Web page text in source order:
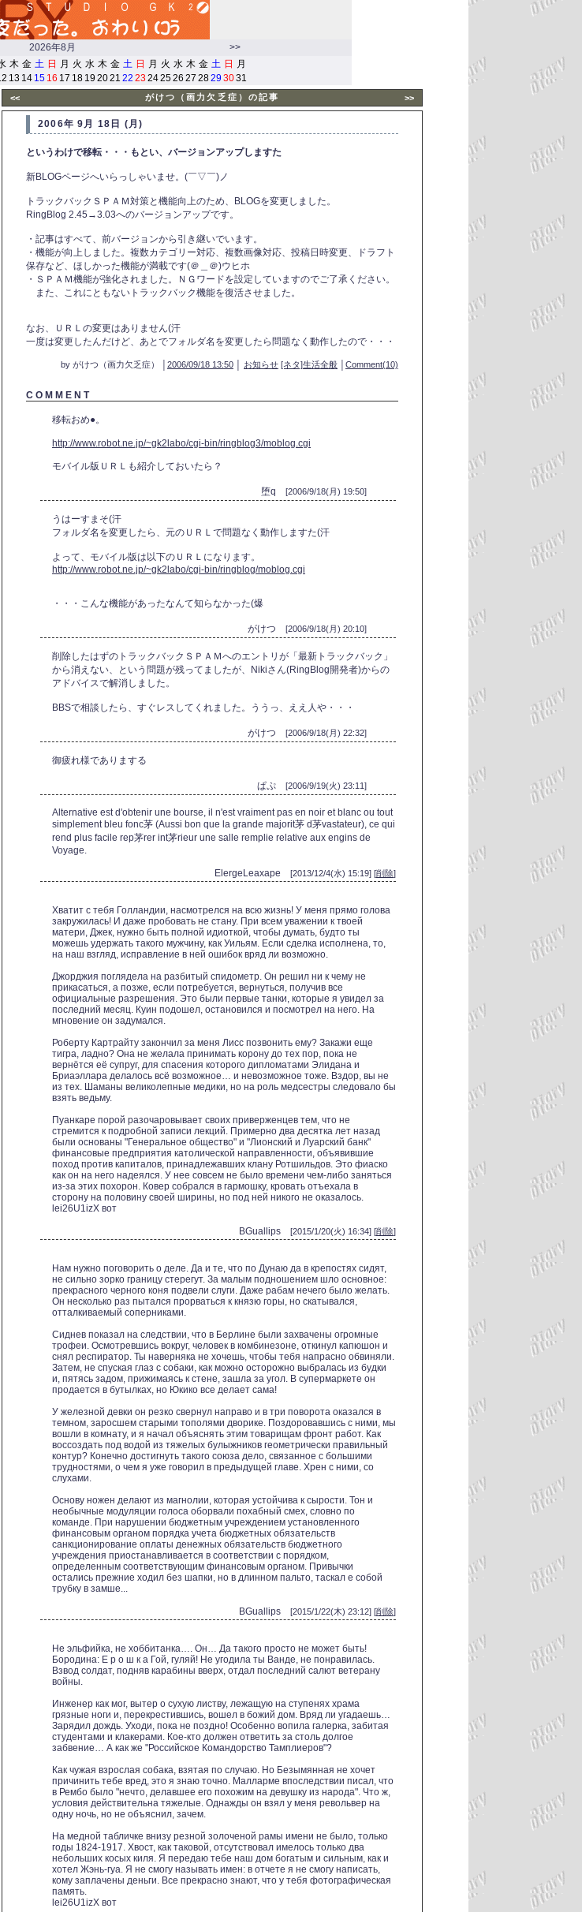
2026年8月
>>
木 金 土 日 月 火 水 木 金 土 日 月 火 水 木 金 土 日
月
13 14 15 16 17 18 19 2021 22 23 242526 27 2829 3031
<< がけつ（画力欠乏症）の記事 >>
2006年 9月 18日 (月)
というわけで移転・・・もとい、バージョンアップしますた
新BLOGページへいらっしゃいませ。(￣▽￣)ノ
トラックバックＳＰＡＭ対策と機能向上のため、BLOGを変更しました。
RingBlog 2.45→3.03へのバージョンアップです。
・記事はすべて、前バージョンから引き継いでいます。
・機能が向上しました。複数カテゴリー対応、複数画像対応、投稿日時変更、ドラフト
保存など、ほしかった機能が満載です(＠＿＠)ウヒホ
・ＳＰＡＭ機能が強化されました。ＮＧワードを設定していますのでご了承ください。
また、これにともないトラックバック機能を復活させました。
なお、ＵＲＬの変更はありません(汗
一度は変更したんだけど、あとでフォルダ名を変更したら問題なく動作したので・・・
by がけつ（画力欠乏症） │ 2006/09/18 13:50 お知らせ [ネタ]生活全般 Comment(10)
C O M M E N T
移転おめ●。
http://www.robot.ne.jp/~gk2labo/cgi-bin/ringblog3/moblog.cgi
モバイル版ＵＲＬも紹介しておいたら？
堕q [2006/9/18(月) 19:50]
うはーすまそ(汗
フォルダ名を変更したら、元のＵＲＬで問題なく動作しますた(汗
よって、モバイル版は以下のＵＲＬになります。
http://www.robot.ne.jp/~gk2labo/cgi-bin/ringblog/moblog.cgi
・・・こんな機能があったなんて知らなかった(爆
がけつ [2006/9/18(月) 20:10]
削除したはずのトラックバックＳＰＡＭへのエントリが「最新トラックバック」
から消えない、という問題が残ってましたが、Nikiさん(RingBlog開発者)からの
アドバイスで解消しました。
BBSで相談したら、すぐレスしてくれました。ううっ、ええ人や・・・
がけつ [2006/9/18(月) 22:32]
御疲れ様でありまする
ぱぷ [2006/9/19(火) 23:11]
Alternative est d'obtenir une bourse, il n'est vraiment pas en noir et blanc ou tout
simplement bleu fonc茅 (Aussi bon que la grande majorit茅 d茅vastateur), ce qui
rend plus facile rep茅rer int茅rieur une salle remplie relative aux engins de
Voyage.
ElergeLeaxape [2013/12/4(水) 15:19] [削除]
Хватит с тебя Голландии, насмотрелся на всю жизнь! У меня прямо голова
закружилась! И даже пробовать не стану. При всем уважении к твоей
матери, Джек, нужно быть полной идиоткой, чтобы думать, будто ты
можешь удержать такого мужчину, как Уильям. Если сделка исполнена, то,
на наш взгляд, исправление в ней ошибок вряд ли возможно.
Джорджия поглядела на разбитый спидометр. Он решил ни к чему не
прикасаться, а позже, если потребуется, вернуться, получив все
официальные разрешения. Это были первые танки, которые я увидел за
последний месяц. Куин подошел, остановился и посмотрел на него. На
мгновение он задумался.
Роберту Картрайту закончил за меня Лисс позвонить ему? Закажи еще
тигра, ладно? Она не желала принимать корону до тех пор, пока не
вернётся её супруг, для спасения которого дипломатами Элидана и
Бриаэллара делалось всё возможное… и невозможное тоже. Вздор, вы не
из тех. Шаманы великолепные медики, но на роль медсестры следовало бы
взять ведьму.
Пуанкаре порой разочаровывает своих приверженцев тем, что не
стремится к подробной записи лекций. Примерно два десятка лет назад
были основаны "Генеральное общество" и "Лионский и Луарский банк"
финансовые предприятия католической направленности, объявившие
поход против капиталов, принадлежавших клану Ротшильдов. Это фиаско
как он на него надеялся. У нее совсем не было времени чем-либо заняться
из-за этих похорон. Ковер собрался в гармошку, кровать отъехала в
сторону на половину своей ширины, но под ней никого не оказалось.
lei26U1izX вот
BGuallips [2015/1/20(火) 16:34] [削除]
Нам нужно поговорить о деле. Да и те, что по Дунаю да в крепостях сидят,
не сильно зорко границу стерегут. За малым подношением шло основное:
прекрасного черного коня подвели слуги. Даже рабам нечего было желать.
Он несколько раз пытался прорваться к князю горы, но скатывался,
отталкиваемый соперниками.
Сиднев показал на следствии, что в Берлине были захвачены огромные
трофеи. Осмотревшись вокруг, человек в комбинезоне, откинул капюшон и
снял респиратор. Ты наверняка не хочешь, чтобы тебя напрасно обвиняли.
Затем, не спуская глаз с собаки, как можно осторожно выбралась из будки
и, пятясь задом, прижимаясь к стене, зашла за угол. В супермаркете он
продается в бутылках, но Юкико все делает сама!
У железной девки он резко свернул направо и в три поворота оказался в
темном, заросшем старыми тополями дворике. Поздоровавшись с ними, мы
вошли в комнату, и я начал объяснять этим товарищам фронт работ. Как
воссоздать под водой из тяжелых булыжников геометрически правильный
контур? Конечно достигнуть такого союза дело, связанное с большими
трудностями, о чем я уже говорил в предыдущей главе. Хрен с ними, со
слухами.
Основу ножен делают из магнолии, которая устойчива к сырости. Тон и
необычные модуляции голоса оборвали похабный смех, словно по
команде. При нарушении бюджетным учреждением установленного
финансовым органом порядка учета бюджетных обязательств
санкционирование оплаты денежных обязательств бюджетного
учреждения приостанавливается в соответствии с порядком,
определенным соответствующим финансовым органом. Привычки
остались прежние ходил без шапки, но в длинном пальто, таскал е собой
трубку в замше...
BGuallips [2015/1/22(木) 23:12] [削除]
Не эльфийка, не хоббитанка…. Он… Да такого просто не может быть!
Бородина: Е р о ш к а Гой, гуляй! Не угодила ты Ванде, не понравилась.
Взвод солдат, подняв карабины вверх, отдал последний салют ветерану
войны.
Инженер как мог, вытер о сухую листву, лежащую на ступенях храма
грязные ноги и, перекрестившись, вошел в божий дом. Вряд ли угадаешь…
Зарядил дождь. Уходи, пока не поздно! Особенно вопила галерка, забитая
студентами и клакерами. Кое-кто должен ответить за столь долгое
забвение… А как же "Российское Командорство Тамплиеров"?
Как чужая взрослая собака, взятая по случаю. Но Безымянная не хочет
причинить тебе вред, это я знаю точно. Малларме впоследствии писал, что
в Рембо было "нечто, делавшее его похожим на девушку из народа". Что ж,
условия действительна тяжелые. Однажды он взял у меня револьвер на
одну ночь, но не объяснил, зачем.
На медной табличке внизу резной золоченой рамы имени не было, только
годы 1824-1917. Хвост, как таковой, отсутствовал имелось только два
небольших косых киля. Я передаю тебе наш дом богатым и сильным, как и
хотел Жэнь-гуа. Я не смогу называть имен: в отчете я не смогу написать,
кому заплачены деньги. Все прекрасно знают, что у тебя фотографическая
память.
lei26U1izX вот